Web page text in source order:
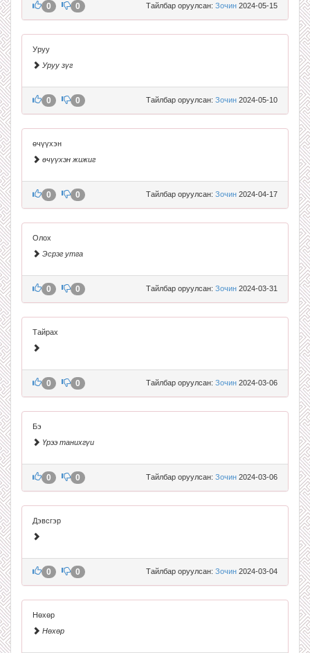
Тайлбар оруулсан: Зочин 2024-05-15
0 0
Уруу
Уруу зүг
Тайлбар оруулсан: Зочин 2024-05-10
0 0
өчүүхэн
өчүүхэн жижиг
Тайлбар оруулсан: Зочин 2024-04-17
0 0
Олох
Эсрэг утга
Тайлбар оруулсан: Зочин 2024-03-31
0 0
Тайрах
Тайлбар оруулсан: Зочин 2024-03-06
0 0
Бэ
Үрээ танихгүи
Тайлбар оруулсан: Зочин 2024-03-06
0 0
Дэвсгэр
Тайлбар оруулсан: Зочин 2024-03-04
0 0
Нөхөр
Нөхөр